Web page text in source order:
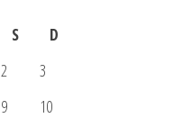
S
D
2
3
9
10